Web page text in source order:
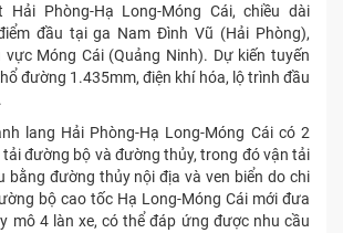
Hải Phòng-Hạ Long-Móng Cái, chiều dài
đầu tại ga Nam Đình Vũ (Hải Phòng),
Móng Cái (Quảng Ninh). Dự kiến tuyến
đường 1.435mm, điện khí hóa, lộ trình đầu
lang Hải Phòng-Hạ Long-Móng Cái có 2
đường bộ và đường thủy, trong đó vận tải
bằng đường thủy nội địa và ven biển do chi
bộ cao tốc Hạ Long-Móng Cái mới đưa
mô 4 làn xe, có thể đáp ứng được nhu cầu